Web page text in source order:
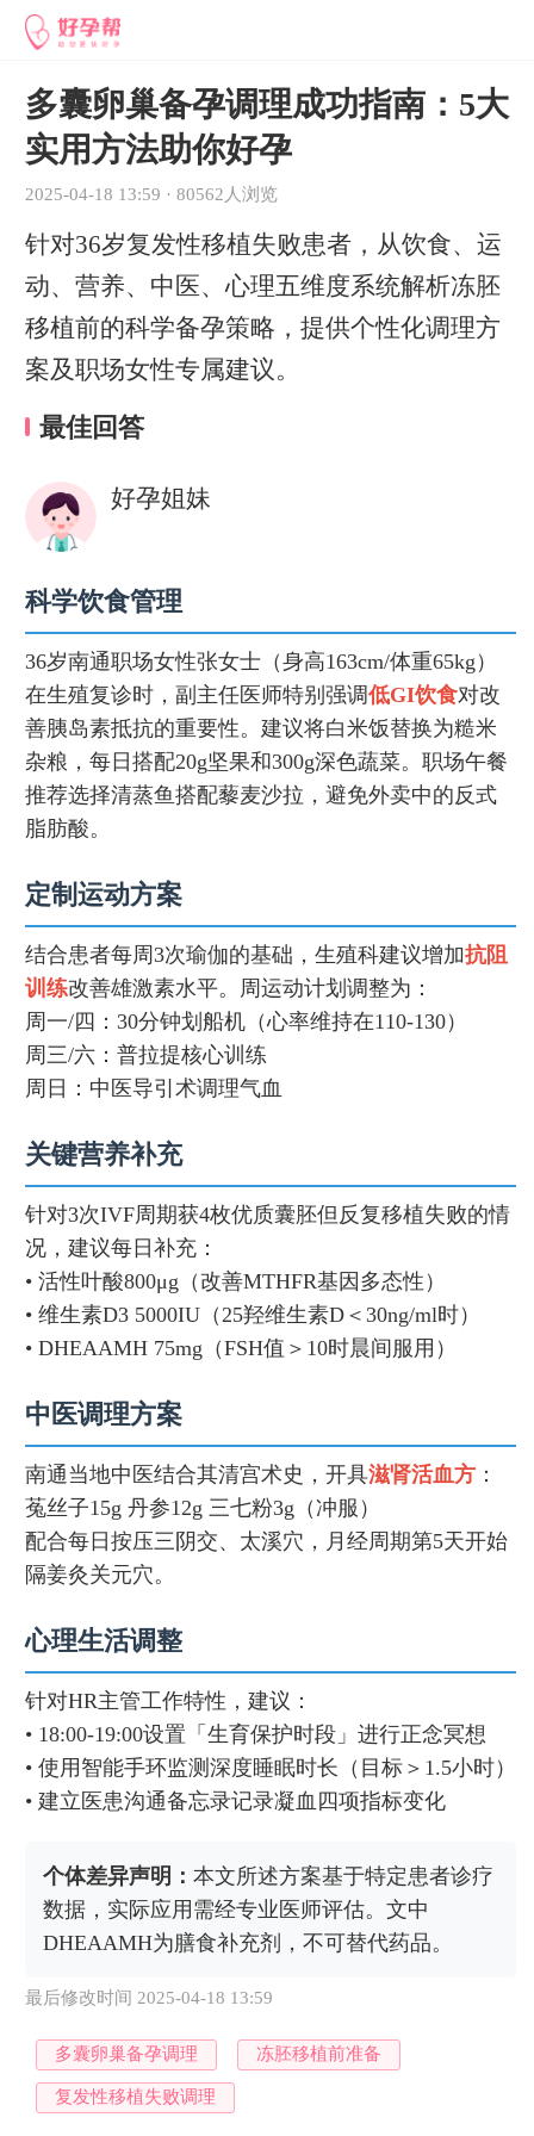
多囊卵巢备孕调理成功指南：5大
实用方法助你好孕
2025-04-18 13:59 · 80562人浏览
针对36岁复发性移植失败患者，从饮食、运
动、营养、中医、心理五维度系统解析冻胚
移植前的科学备孕策略，提供个性化调理方
案及职场女性专属建议。
最佳回答
好孕姐妹
科学饮食管理
36岁南通职场女性张女士（身高163cm/体重65kg）
在生殖复诊时，副主任医师特别强调低GI饮食对改
善胰岛素抵抗的重要性。建议将白米饭替换为糙米
杂粮，每日搭配20g坚果和300g深色蔬菜。职场午餐
推荐选择清蒸鱼搭配藜麦沙拉，避免外卖中的反式
脂肪酸。
定制运动方案
结合患者每周3次瑜伽的基础，生殖科建议增加抗阻
训练改善雄激素水平。周运动计划调整为：
周一/四：30分钟划船机（心率维持在110-130）
周三/六：普拉提核心训练
周日：中医导引术调理气血
关键营养补充
针对3次IVF周期获4枚优质囊胚但反复移植失败的情
况，建议每日补充：
• 活性叶酸800μg（改善MTHFR基因多态性）
• 维生素D3 5000IU（25羟维生素D＜30ng/ml时）
• DHEAAMH 75mg（FSH值＞10时晨间服用）
中医调理方案
南通当地中医结合其清宫术史，开具滋肾活血方：
菟丝子15g 丹参12g 三七粉3g（冲服）
配合每日按压三阴交、太溪穴，月经周期第5天开始
隔姜灸关元穴。
心理生活调整
针对HR主管工作特性，建议：
• 18:00-19:00设置「生育保护时段」进行正念冥想
• 使用智能手环监测深度睡眠时长（目标＞1.5小时）
• 建立医患沟通备忘录记录凝血四项指标变化
个体差异声明： 本文所述方案基于特定患者诊疗
数据，实际应用需经专业医师评估。文中
DHEAAMH为膳食补充剂，不可替代药品。
最后修改时间 2025-04-18 13:59
多囊卵巢备孕调理 冻胚移植前准备
复发性移植失败调理